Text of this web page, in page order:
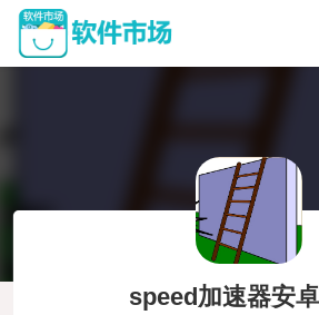
speed加速器安